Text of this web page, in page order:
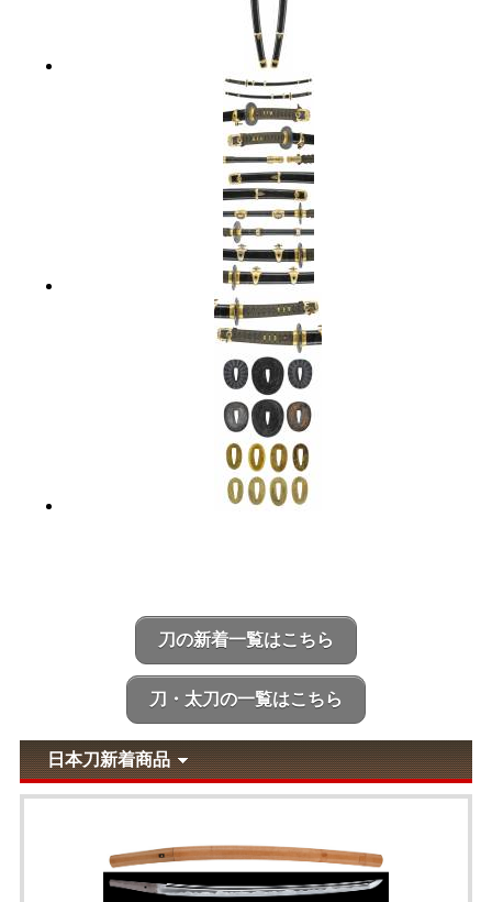
刀の新着一覧はこちら
刀・太刀の一覧はこちら
日本刀新着商品